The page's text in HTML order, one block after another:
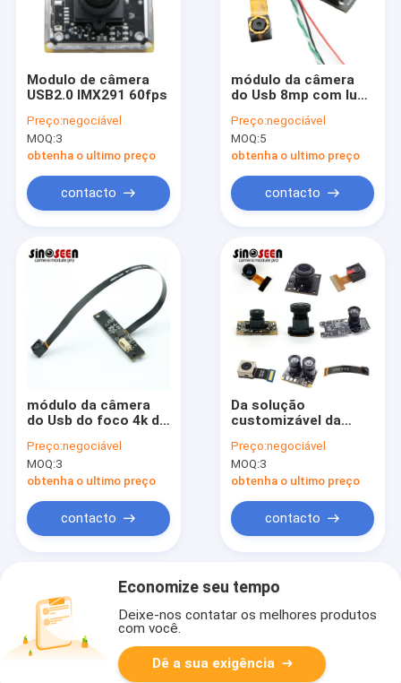
Modulo de câmera
USB2.0 IMX291 60fps
Preço:negociável
MOQ:3
obtenha o ultimo preço
contacto
módulo da câmera
do Usb 8mp com luz
diodo emissor de luz
Preço:negociável
MOQ:5
obtenha o ultimo preço
contacto
módulo da câmera
do Usb do foco 4k do
imx179 da câmera do
oem auto
Preço:negociável
MOQ:3
obtenha o ultimo preço
contacto
Da solução
customizável da
da câmera do OEM de
USB MIPI DVP auto
foco
Preço:negociável
MOQ:3
obtenha o ultimo preço
contacto
Economize seu tempo
Deixe-nos contatar os melhores produtos
com você.
Dê a sua exigência